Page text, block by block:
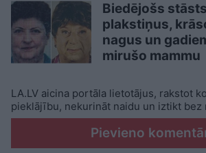
Biedējošs
plakstiņus,
nagus un
mirušo mammu
LA.LV aicina portāla lietotājus, rakstot
pieklājību, nekurināt naidu un iztikt bez
Pievieno